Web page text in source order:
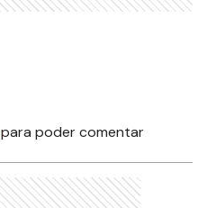
para poder comentar